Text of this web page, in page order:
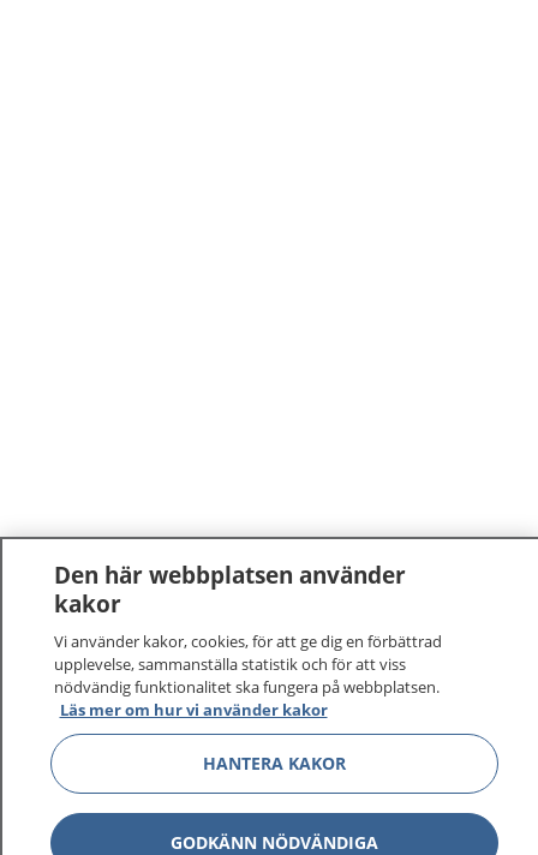
1177–tryggt om din hälsa och vård
På 1177.se får du råd om hälsa och information om
sjukdomar och vilka mottagningar du kan kontakta.
Logga in för att läsa din journal och göra dina
Den här webbplatsen använder
kakor
Vi använder kakor, cookies, för att ge dig en förbättrad
upplevelse, sammanställa statistik och för att viss
nödvändig funktionalitet ska fungera på webbplatsen.
Läs mer om hur vi använder kakor
HANTERA KAKOR
GODKÄNN NÖDVÄNDIGA